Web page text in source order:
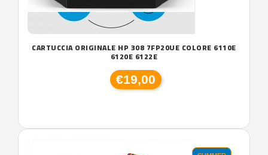
CARTUCCIA ORIGINALE HP 308 7FP20UE COLORE 6110E
6120E 6122E
€19,00